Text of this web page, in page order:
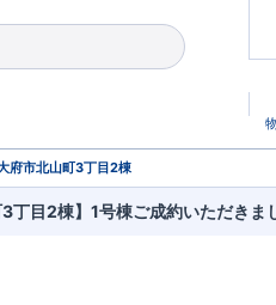
府市北山町3丁目2棟
目2棟】1号棟ご成約いただきま